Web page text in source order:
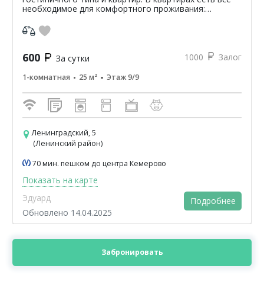
необходимое для комфортного проживания:
машина, телевизор, дв...
600 За сутки 1000 Залог
1-комнатная 25 м² Этаж 9/9
Ленинградский, 5
(Ленинский район)
70 мин. пешком до центра Кемерово
Показать на карте
Эдуард
Обновлено 14.04.2025
Подробнее
Забронировать